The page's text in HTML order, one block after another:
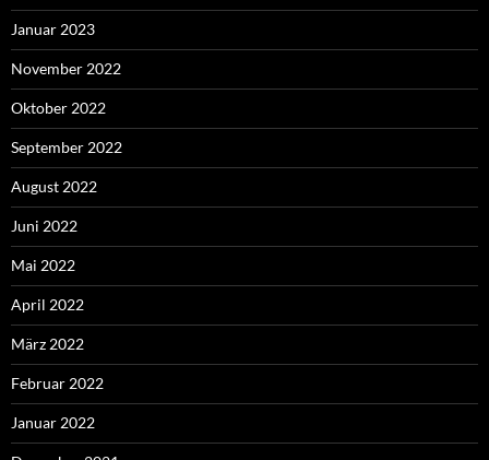
Januar 2023
November 2022
Oktober 2022
September 2022
August 2022
Juni 2022
Mai 2022
April 2022
März 2022
Februar 2022
Januar 2022